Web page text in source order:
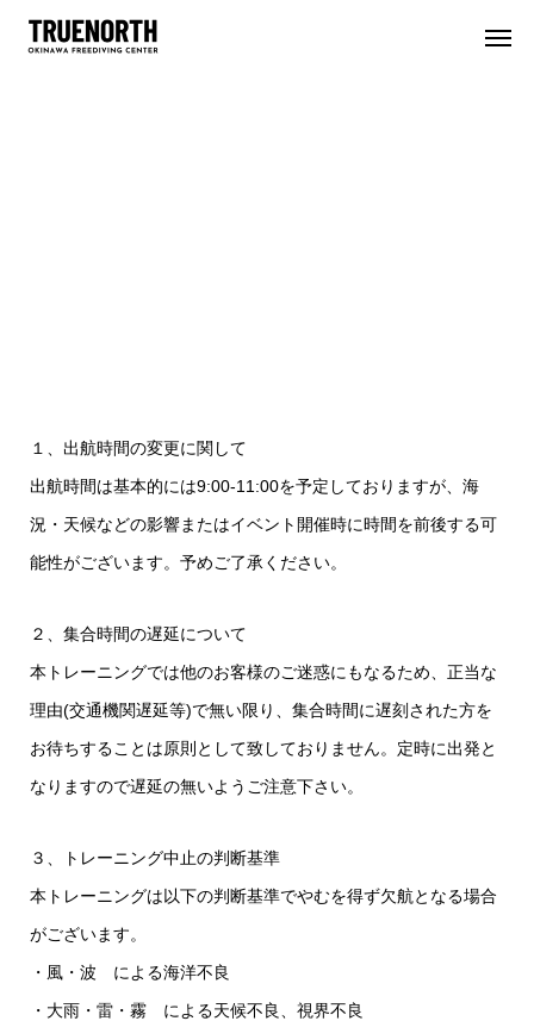
１、出航時間の変更に関して
出航時間は基本的には9:00-11:00を予定しておりますが、海
況・天候などの影響またはイベント開催時に時間を前後する可
能性がございます。予めご了承ください。
２、集合時間の遅延について
本トレーニングでは他のお客様のご迷惑にもなるため、正当な
理由(交通機関遅延等)で無い限り、集合時間に遅刻された方を
お待ちすることは原則として致しておりません。定時に出発と
なりますので遅延の無いようご注意下さい。
３、トレーニング中止の判断基準
本トレーニングは以下の判断基準でやむを得ず欠航となる場合
がございます。
・風・波 による海洋不良
・大雨・雷・霧 による天候不良、視界不良